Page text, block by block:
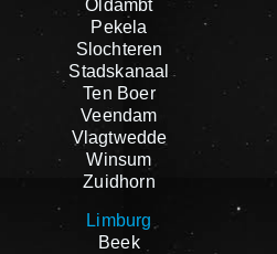
Oldambt
Pekela
Slochteren
Stadskanaal
Ten Boer
Veendam
Vlagtwedde
Winsum
Zuidhorn
Limburg
Beek